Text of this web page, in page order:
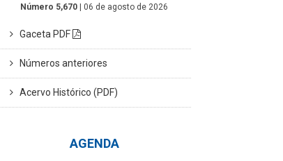
Número 5,670 | 06 de agosto de 2026
Gaceta PDF
Números anteriores
Acervo Histórico (PDF)
AGENDA